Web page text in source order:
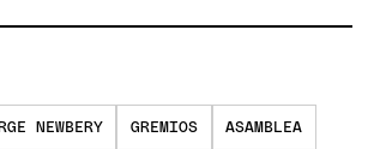
NEWBERY GREMIOS ASAMBLEA